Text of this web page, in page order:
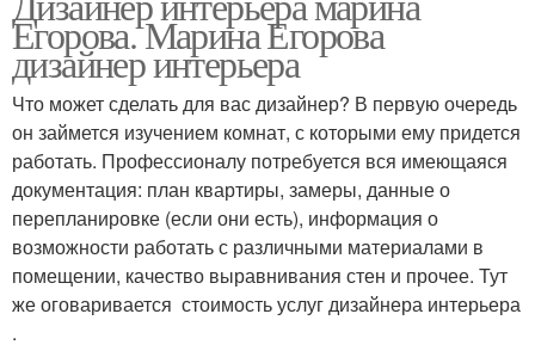
Егорова. Марина Егорова
дизайнер интерьера
Что может сделать для вас дизайнер? В первую очередь
он займется изучением комнат, с которыми ему придется
работать. Профессионалу потребуется вся имеющаяся
документация: план квартиры, замеры, данные о
перепланировке (если они есть), информация о
возможности работать с различными материалами в
помещении, качество выравнивания стен и прочее. Тут
же оговаривается стоимость услуг дизайнера интерьера
.